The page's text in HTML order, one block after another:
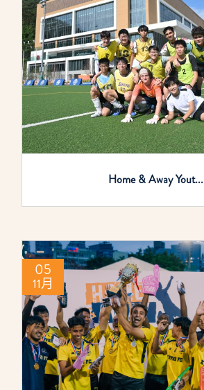
Home & Away Yout...
05
11月